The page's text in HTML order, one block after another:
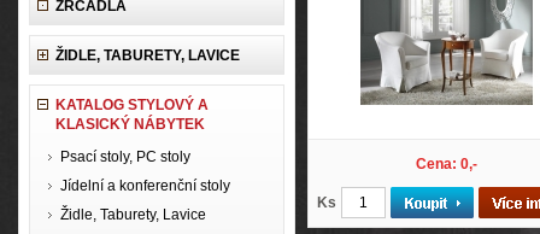
ZRCADLA
ŽIDLE, TABURETY, LAVICE
KATALOG STYLOVÝ A
KLASICKÝ NÁBYTEK
Psací stoly, PC stoly
Jídelní a konferenční stoly
Židle, Taburety, Lavice
Cena: 0,-
Ks